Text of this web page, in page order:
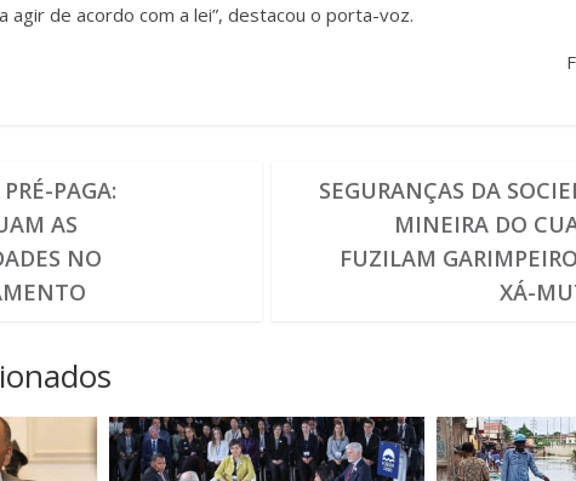
agir de acordo com a lei”, destacou o porta-voz.
PAGA:
AS
NO
SEGURANÇAS DA
MINEIRA DO
FUZILAM
XÁ-